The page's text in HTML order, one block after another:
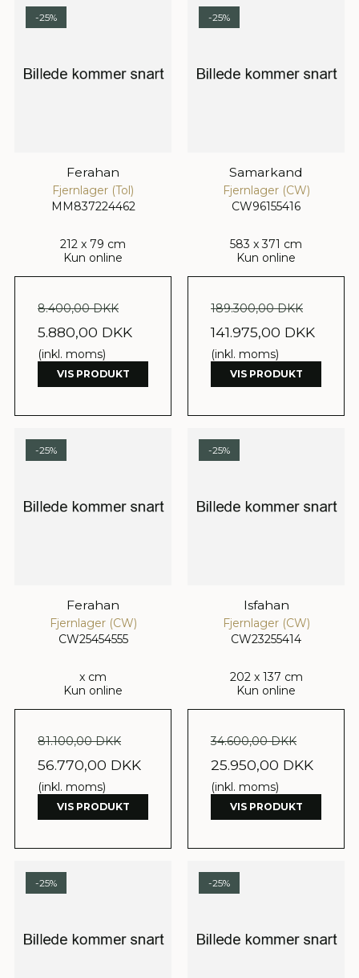
-25%
Ferahan
Fjernlager (Tol)
MM837224462
212 x 79 cm
Kun online
8.400,00 DKK
5.880,00 DKK
(inkl. moms)
VIS PRODUKT
-25%
Samarkand
Fjernlager (CW)
CW96155416
583 x 371 cm
Kun online
189.300,00 DKK
141.975,00 DKK
(inkl. moms)
VIS PRODUKT
-25%
Ferahan
Fjernlager (CW)
CW25454555
x cm
Kun online
81.100,00 DKK
56.770,00 DKK
(inkl. moms)
VIS PRODUKT
-25%
Isfahan
Fjernlager (CW)
CW23255414
202 x 137 cm
Kun online
34.600,00 DKK
25.950,00 DKK
(inkl. moms)
VIS PRODUKT
-25% -25%